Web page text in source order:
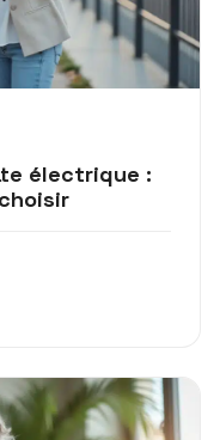
électrique :